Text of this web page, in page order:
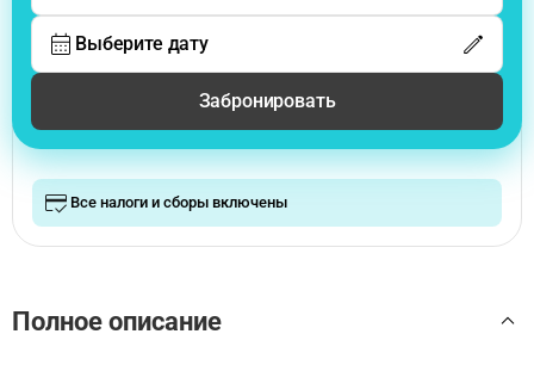
Выберите дату
Забронировать
Все налоги и сборы включены
Полное описание